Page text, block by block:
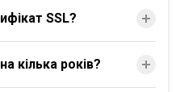
SSL?
кілька років?